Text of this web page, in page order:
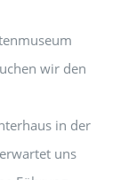
wir den
in der
uns